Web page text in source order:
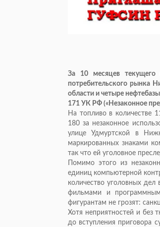
За 10 месяцев текущего
потребительского рынка
области и четыре
171 УК РФ («Незаконное
На топливо в количестве
180 за незаконное
улице Удмуртской в
маркированных знаками
так что ей уголовное
Помимо этого из
единиц компьютерной
количество уголовных
фильмами и
фигурантам не грозят:
Хотя неприятностей и
до вступления приговора